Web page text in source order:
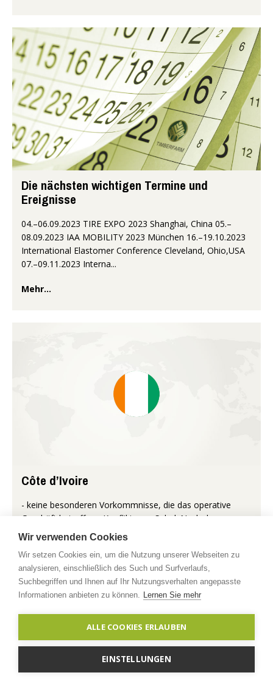
Die nächsten wichtigen Termine und
Ereignisse
04.–06.09.2023 TIRE EXPO 2023 Shanghai, China 05.–
08.09.2023 IAA MOBILITY 2023 München 16.–19.10.2023
International Elastomer Conference Cleveland, Ohio,USA
07.–09.11.2023 Interna...
Mehr...
Côte d’Ivoire
- keine besonderen Vorkommnisse, die das operative
Geschäft betreffen - Konfliktzone Sahel: Nach dem
Militärputsch im Niger im August hat sich die Situation
Mehr...
Datenschutzerklärung|Kontakt
Wir verwenden Cookies
Wir setzen Cookies ein, um die Nutzung unserer Webseiten zu
analysieren, einschließlich des Such und Surfverlaufs,
Suchbegriffen und Ihnen auf Ihr Nutzungsverhalten angepasste
Informationen anbieten zu können. Lernen Sie mehr
ALLE COOKIES ERLAUBEN
EINSTELLUNGEN